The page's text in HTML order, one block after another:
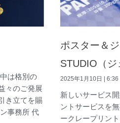
は格別の
々のご発展
き立てを賜
事務所 代
ポスター＆
STUDIO（ジ
2025年1月10日 6:36
新しいサービス
ントサービスを
ークレープリン